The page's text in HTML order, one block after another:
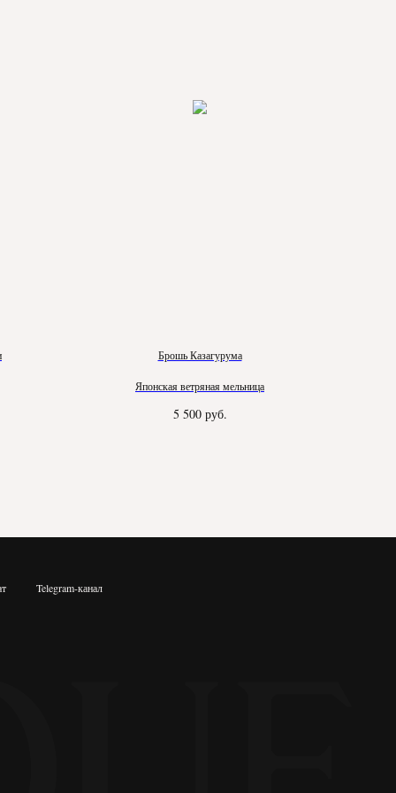
Брошь Казагурума
Японская ветряная мельница
5 500 руб.
Telegram-канал